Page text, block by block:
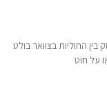
החוליות בצוואר בולט
על חוט